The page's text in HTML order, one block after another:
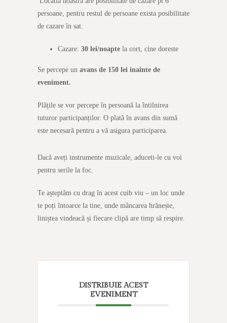
persoane, pentru restul de persoane exista posibilitate
de cazare în sat.
Cazare: 30 lei/noapte la cort, cine doreste
Se percepe un avans de 150 lei inainte de
eveniment.
Plățile se vor percepe în persoană la întilnirea
tuturor participanților. O plată în avans din sumă
este necesară pentru a vă asigura participarea.
Dacă aveți instrumente muzicale, aduceti-le cu voi
pentru serile la foc.
Te așteptăm cu drag în acest cuib viu – un loc unde
te poți întoarce la tine, unde mâncarea hrănește,
liniștea vindeacă și fiecare clipă are timp să respire.
DISTRIBUIE ACEST
EVENIMENT